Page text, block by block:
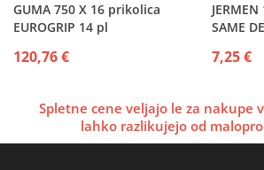
GUMA 750 X 16 prikolica
EUROGRIP 14 pl
120,76 €
SAME
7,25 €
Spletne cene veljajo le za nakupe
lahko razlikujejo od